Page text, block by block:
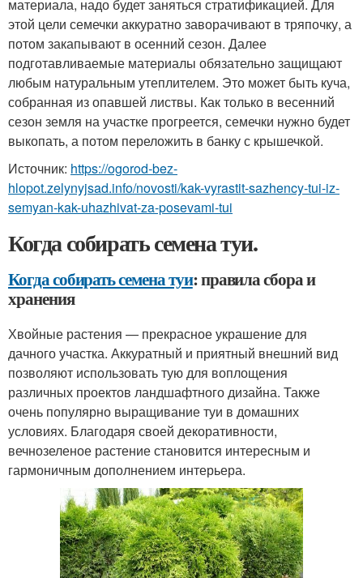
материала, надо будет заняться стратификацией. Для
этой цели семечки аккуратно заворачивают в тряпочку, а
потом закапывают в осенний сезон. Далее
подготавливаемые материалы обязательно защищают
любым натуральным утеплителем. Это может быть куча,
собранная из опавшей листвы. Как только в весенний
сезон земля на участке прогреется, семечки нужно будет
выкопать, а потом переложить в банку с крышечкой.
Источник: https://ogorod-bez-
hlopot.zelynyjsad.info/novosti/kak-vyrastit-sazhency-tui-iz-
semyan-kak-uhazhivat-za-posevami-tui
Когда собирать семена туи.
Когда собирать семена туи: правила сбора и
хранения
Хвойные растения — прекрасное украшение для
дачного участка. Аккуратный и приятный внешний вид
позволяют использовать тую для воплощения
различных проектов ландшафтного дизайна. Также
очень популярно выращивание туи в домашних
условиях. Благодаря своей декоративности,
вечнозеленое растение становится интересным и
гармоничным дополнением интерьера.